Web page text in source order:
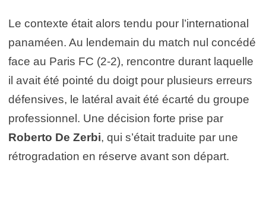
Le contexte était alors tendu pour l’international
panaméen. Au lendemain du match nul concédé
face au Paris FC (2-2), rencontre durant laquelle
il avait été pointé du doigt pour plusieurs erreurs
défensives, le latéral avait été écarté du groupe
professionnel. Une décision forte prise par
Roberto De Zerbi, qui s’était traduite par une
rétrogradation en réserve avant son départ.